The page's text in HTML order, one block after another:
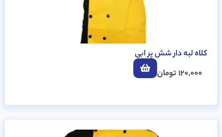
کلاه لبه دار شش پر ابی
120,000تومان